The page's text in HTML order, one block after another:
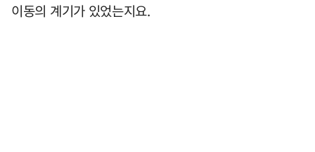
이동의 계기가 있었는지요.